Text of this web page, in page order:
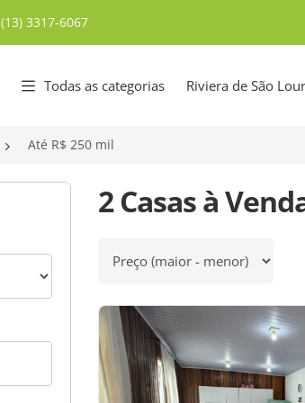
(13) 3317-6067
Todas as categorias Riviera de São
Até R$ 250 mil
2 Casas à
Ordenar por